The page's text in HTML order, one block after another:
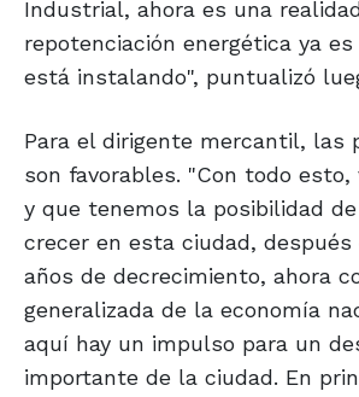
Industrial, ahora es una
repotenciación energética ya
está instalando", puntualizó
Para el dirigente mercantil, las
son favorables. "Con todo
y que tenemos la posibilidad
crecer en esta ciudad,
años de decrecimiento, ahora
generalizada de la economía
aquí hay un impulso para un
importante de la ciudad. En